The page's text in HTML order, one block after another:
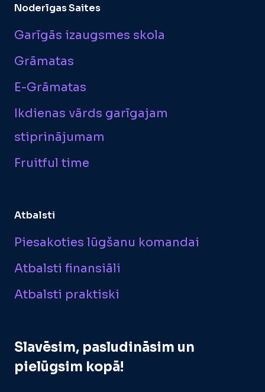
Noderīgas Saites
Garīgās izaugsmes skola
Grāmatas
E-Grāmatas
Ikdienas vārds garīgajam
stiprinājumam
Fruitful time
Atbalsti
Piesakoties lūgšanu komandai
Atbalsti finansiāli
Atbalsti praktiski
Slavēsim, pasludināsim un
pielūgsim kopā!